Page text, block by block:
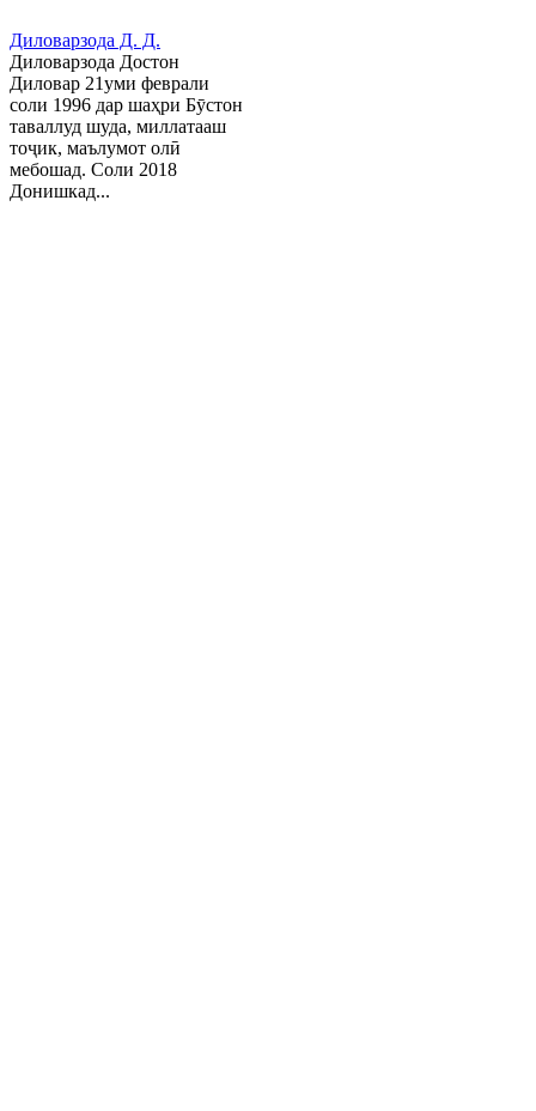
Диловарзода Д. Д.
Диловарзода Достон
Диловар 21уми феврали
соли 1996 дар шаҳри Бӯстон
таваллуд шуда, миллатааш
тоҷик, маълумот олӣ
мебошад. Соли 2018
Донишкад...